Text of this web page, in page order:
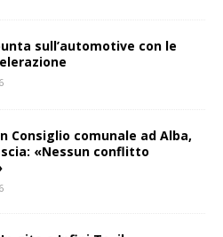
sull’automotive con le
Consiglio comunale ad Alba,
«Nessun conflitto